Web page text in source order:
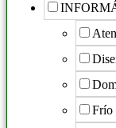
Frío